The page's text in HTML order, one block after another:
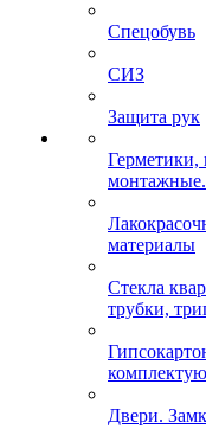
Спецобувь
СИЗ
Защита рук
Герметики,
материалы
Стекла
трубки,
Двери.